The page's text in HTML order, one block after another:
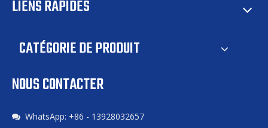
LIENS RAPIDES
CATÉGORIE DE PRODUIT
NOUS CONTACTER
 WhatsApp: +86 - 13928032657